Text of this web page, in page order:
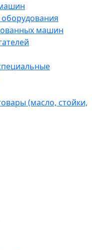
машин
(масло, стойки,